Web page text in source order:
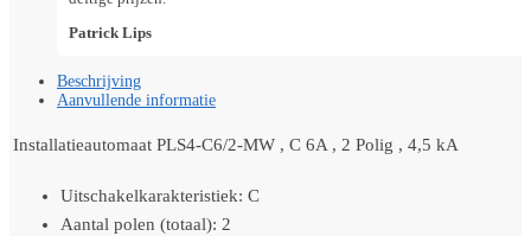
Patrick Lips
Beschrijving
Aanvullende informatie
Installatieautomaat PLS4-C6/2-MW , C 6A , 2 Polig , 4,5 kA
Uitschakelkarakteristiek: C
Aantal polen (totaal): 2